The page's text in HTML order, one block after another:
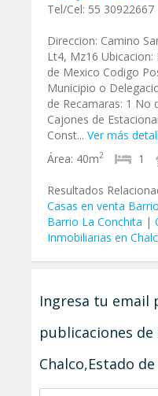
Tel/Cel: 55 30922667
Direccion: Camino
Lt4, Mz16
de Mexico Codigo
Municipio o
de Recamaras: 1 No
Cajones de
Const... Ver más
Área: 40m2 1
Resultados
Casas en venta
Barrio La Conchita |
Inmobiliarias en
Ingresa tu email
publicaciones de
Chalco,Estado